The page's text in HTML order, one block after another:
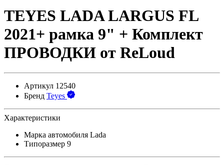
TEYES LADA LARGUS FL
2021+ рамка 9" + Комплект
ПРОВОДКИ от ReLoud
Артикул 12540
Бренд Teyes
Характеристики
Марка автомобиля Lada
Типоразмер 9